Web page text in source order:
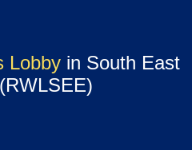
Lobby in South East